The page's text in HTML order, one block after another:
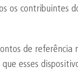
os contribuintes
de referência
esses